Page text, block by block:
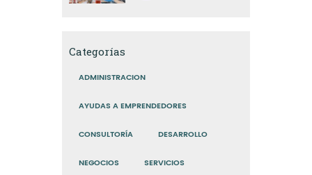
Categorías
ADMINISTRACION
AYUDAS A EMPRENDEDORES
CONSULTORÍA DESARROLLO
NEGOCIOS SERVICIOS